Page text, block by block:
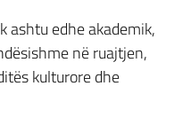
edhe akademik,
në ruajtjen,
kulturore dhe